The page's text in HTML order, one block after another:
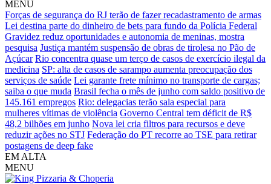
MENU
Forças de segurança do RJ terão de fazer recadastramento de armas
Lei destina parte do dinheiro de bets para fundo da Polícia Federal
Gravidez reduz oportunidades e autonomia de meninas, mostra
pesquisa Justiça mantém suspensão de obras de tirolesa no Pão de
Açúcar Rio concentra quase um terço de casos de exercício ilegal da
medicina SP: alta de casos de sarampo aumenta preocupação dos
serviços de saúde Lei garante frete mínimo no transporte de cargas;
saiba o que muda Brasil fecha o mês de junho com saldo positivo de
145.161 empregos Rio: delegacias terão sala especial para
mulheres vítimas de violência Governo Central tem déficit de R$
48,2 bilhões em junho Nova lei cria filtros para recursos e deve
reduzir ações no STJ Federação do PT recorre ao TSE para retirar
postagens de deep fake
EM ALTA
MENU